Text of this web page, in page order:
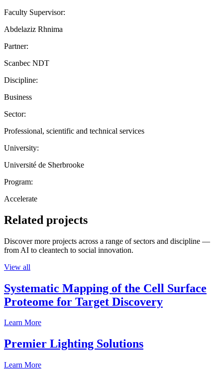
Faculty Supervisor:
Abdelaziz Rhnima
Partner:
Scanbec NDT
Discipline:
Business
Sector:
Professional, scientific and technical services
University:
Université de Sherbrooke
Program:
Accelerate
Related projects
Discover more projects across a range of sectors and discipline —
from AI to cleantech to social innovation.
View all
Systematic Mapping of the Cell Surface
Proteome for Target Discovery
Learn More
Premier Lighting Solutions
Learn More